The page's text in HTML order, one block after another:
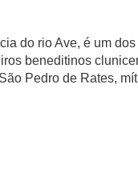
do rio Ave, é um
beneditinos
Pedro de Rates,